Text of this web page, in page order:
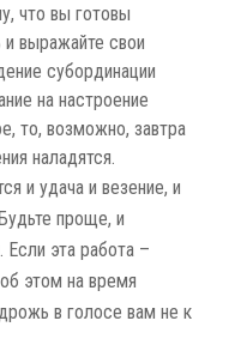
что вы готовы
и выражайте свои
субординации
на настроение
то, возможно, завтра
наладятся.
и удача и везение, и
проще, и
Если эта работа –
этом на время
в голосе вам не к